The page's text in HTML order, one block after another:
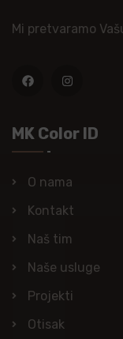
Mi pretvaramo
MK Color ID
O nama
Kontakt
Naš tim
Naše usluge
Projekti
Otisak